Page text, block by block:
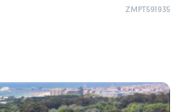
ZMPT591935